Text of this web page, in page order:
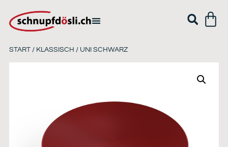
START/ KLASSISCH / UNI SCHWARZ